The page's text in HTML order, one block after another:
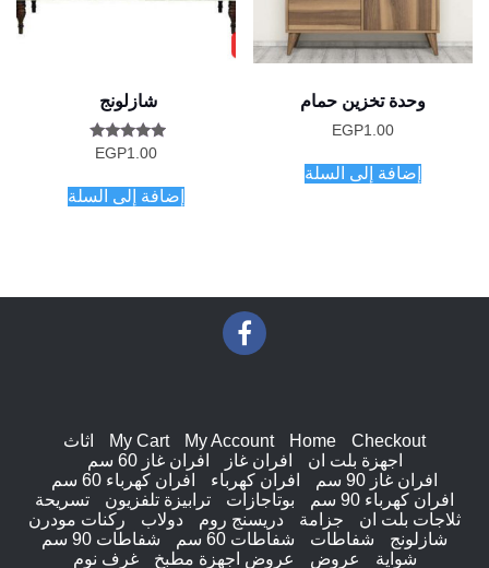
وحدة تخزين حمام
EGP1.00
إضافة إلى السلة
شازلونج
تم التقييم
EGP1.00
إضافة إلى السلة
Checkout
Home
My Account
My Cart
اثاث
اجهزة بلت ان
افران غاز
افران غاز 60 سم
افران غاز 90 سم
افران كهرباء
افران كهرباء 60 سم
افران كهرباء 90 سم
بوتاجازات ترابيزة تلفزيون
تسريحة
ثلاجات بلت ان
جزامة دريسنج روم دولاب
ركنات مودرن
شازلونج
شفاطات شفاطات 60 سم
شفاطات 90 سم
شواية
عروض عروض اجهزة مطبخ غرف نوم